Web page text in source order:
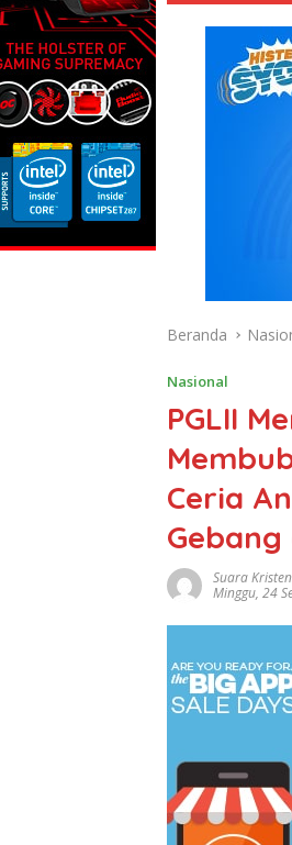
Beranda
Nasional
PGLII
Ceria
Suara
Minggu, 24